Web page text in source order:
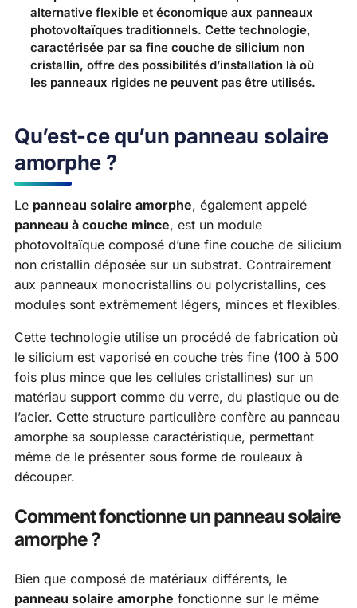
alternative flexible et économique aux panneaux
photovoltaïques traditionnels. Cette technologie,
caractérisée par sa fine couche de silicium non
cristallin, offre des possibilités d’installation là où
les panneaux rigides ne peuvent pas être utilisés.
Qu’est-ce qu’un panneau solaire
amorphe ?
Le panneau solaire amorphe, également appelé
panneau à couche mince, est un module
photovoltaïque composé d’une fine couche de silicium
non cristallin déposée sur un substrat. Contrairement
aux panneaux monocristallins ou polycristallins, ces
modules sont extrêmement légers, minces et flexibles.
Cette technologie utilise un procédé de fabrication où
le silicium est vaporisé en couche très fine (100 à 500
fois plus mince que les cellules cristallines) sur un
matériau support comme du verre, du plastique ou de
l’acier. Cette structure particulière confère au panneau
amorphe sa souplesse caractéristique, permettant
même de le présenter sous forme de rouleaux à
découper.
Comment fonctionne un panneau solaire
amorphe ?
Bien que composé de matériaux différents, le
panneau solaire amorphe fonctionne sur le même